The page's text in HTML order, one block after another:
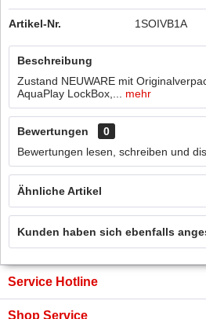
Artikel-Nr. 1SOIVB1A
Beschreibung
Zustand NEUWARE mit
AquaPlay LockBox,...
mehr
Bewertungen
0
Bewertungen lesen, schreiben und
Ähnliche Artikel
Kunden haben sich ebenfalls
Service Hotline
Shop Service